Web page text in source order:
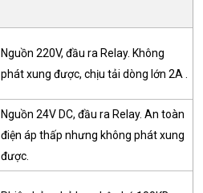
Nguồn 220V, đầu ra Relay. Không
phát xung được, chịu tải dòng lớn 2A.
Nguồn 24V DC, đầu ra Relay. An toàn
điện áp thấp nhưng không phát xung
được.